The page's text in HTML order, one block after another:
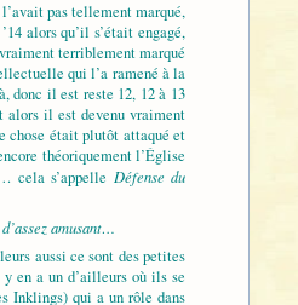
pas tellement marqué,
alors qu’il s’était engagé,
terriblement marqué
qui l’a ramené à la
donc il est reste 12, 12 à 13
il est devenu vraiment
chose était plutôt attaqué et
théoriquement l’Église
cela s’appelle Défense du
amusant…
aussi ce sont des petites
en a un d’ailleurs où ils se
Inklings) qui a un rôle dans